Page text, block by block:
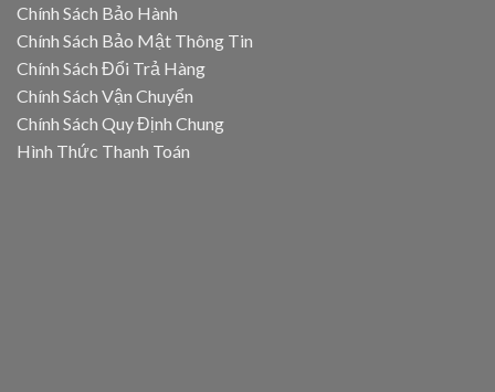
Chính Sách Bảo Hành
Chính Sách Bảo Mật Thông Tin
Chính Sách Đổi Trả Hàng
Chính Sách Vận Chuyển
Chính Sách Quy Định Chung
Hình Thức Thanh Toán